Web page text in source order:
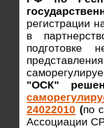
регистрации
в
подготовке
"ОСК"
24022010 (по
Ассоциации